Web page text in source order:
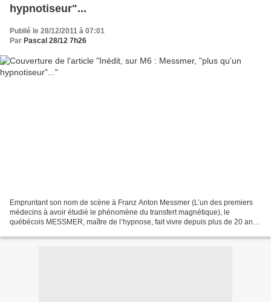
hypnotiseur"...
Publié le 28/12/2011 à 07:01
Par Pascal 28/12 7h26
Empruntant son nom de scène à Franz Anton Messmer (L’un des premiers
médecins à avoir étudié le phénomène du transfert magnétique), le
québécois MESSMER, maître de l’hypnose, fait vivre depuis plus de 20 ans